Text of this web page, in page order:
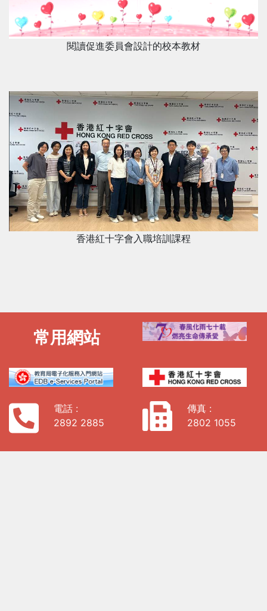
閱讀促進委員會設計的校本教材
香港紅十字會入職培訓課程
常用網站
電話 :
2892 2885
傳真 :
2802 1055